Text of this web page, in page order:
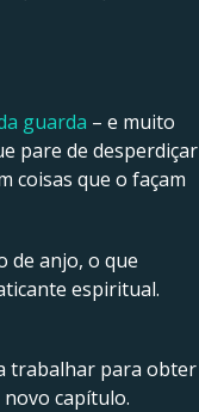
guarda – e muito
pare de desperdiçar
coisas que o façam
de anjo, o que
espiritual.
trabalhar para obter
capítulo.